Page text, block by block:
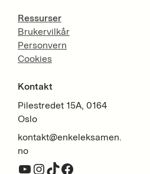
Ressurser
Brukervilkår
Personvern
Cookies
Kontakt
Pilestredet 15A, 0164
Oslo
kontakt@enkeleksamen.
no
YouTube InstagramTikTok Facebook